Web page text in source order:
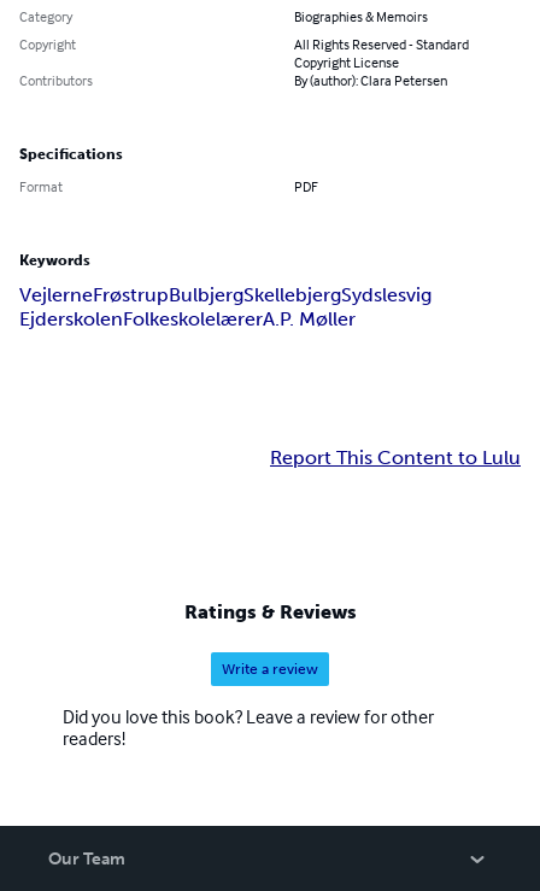
Category
Biographies & Memoirs
Copyright
All Rights Reserved - Standard
Copyright License
Contributors
By (author): Clara Petersen
Specifications
Format PDF
Keywords
VejlerneFrøstrupBulbjergSkellebjergSydslesvig
EjderskolenFolkeskolelærerA.P. Møller
Report This Content to Lulu
Ratings & Reviews
Write a review
Did you love this book? Leave a review for other
readers!
Our Team